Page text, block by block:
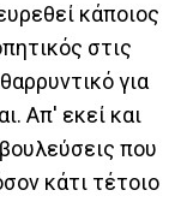
κάποιος
στις
για
Απ' εκεί και
που
κάτι τέτοιο